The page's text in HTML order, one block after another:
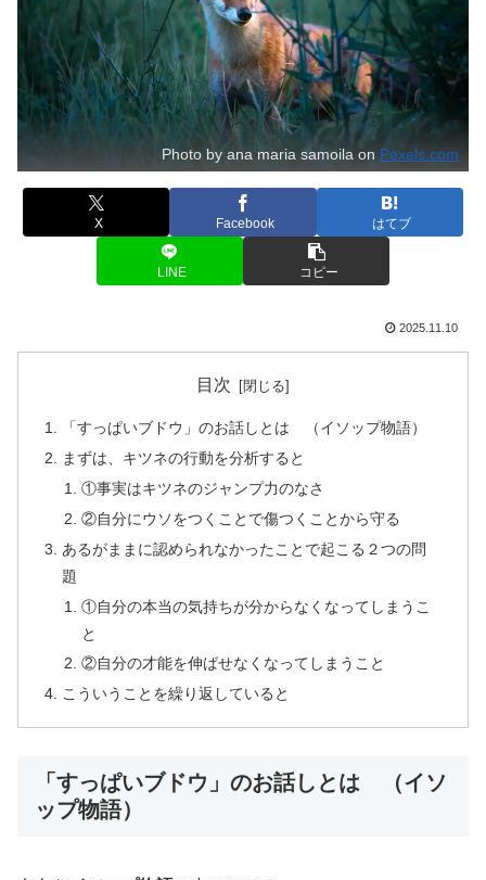
Photo by ana maria samoila on Pexels.com
X Facebook はてブ
LINE コピー
2025.11.10
目次
「すっぱいブドウ」のお話しとは （イソップ物語）
まずは、キツネの行動を分析すると
①事実はキツネのジャンプ力のなさ
②自分にウソをつくことで傷つくことから守る
あるがままに認められなかったことで起こる２つの問
題
①自分の本当の気持ちが分からなくなってしまうこ
と
②自分の才能を伸ばせなくなってしまうこと
こういうことを繰り返していると
「すっぱいブドウ」のお話しとは （イソ
ップ物語）